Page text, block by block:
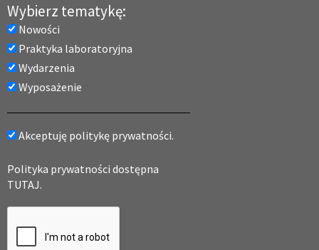
Wybierz tematykę:
Nowości
Praktyka laboratoryjna
Wydarzenia
Wyposażenie
Akceptuję politykę prywatności.
Polityka prywatności dostępna
TUTAJ.